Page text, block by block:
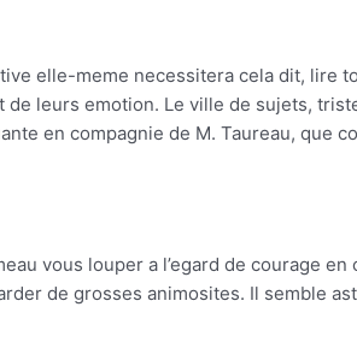
elle-meme necessitera cela dit, lire
de leurs emotion. Le ville de sujets,
en compagnie de M. Taureau, que
vous louper a l’egard de courage
de grosses animosites. Il semble